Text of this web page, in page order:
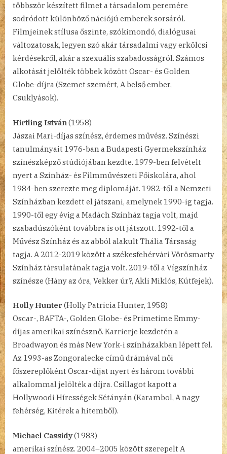
többször készített filmet a társadalom peremére
sodródott különböző nációjú emberek sorsáról.
Filmjeinek stílusa őszinte, szókimondó, dialógusai
változatosak, legyen szó akár társadalmi vagy erkölcsi
kérdésekről, akár a szexuális szabadosságról. Számos
alkotását jelölték többek között Oscar- és Golden
Globe-díjra (Szemet szemért, A belső ember,
Csuklyások).
Hirtling István(1958)
Jászai Mari-díjas színész, érdemes művész. Színészi
tanulmányait 1976-ban a Budapesti Gyermekszínház
színészképző stúdiójában kezdte. 1979-ben felvételt
nyert a Színház- és Filmművészeti Főiskolára, ahol
1984-ben szerezte meg diplomáját. 1982-től a Nemzeti
Színházban kezdett el játszani, amelynek 1990-ig tagja.
1990-től egy évig a Madách Színház tagja volt, majd
szabadúszóként továbbra is ott játszott. 1992-től a
Művész Színház és az abból alakult Thália Társaság
tagja. A 2012-2019 között a székesfehérvári Vörösmarty
Színház társulatának tagja volt. 2019-től a Vígszínház
színésze (Hány az óra, Vekker úr?, Akli Miklós, Kútfejek).
Holly Hunter (Holly Patricia Hunter, 1958)
Oscar-, BAFTA-, Golden Globe- és Primetime Emmy-
díjas amerikai színésznő. Karrierje kezdetén a
Broadwayon és más New York-i színházakban lépett fel.
Az 1993-as Zongoralecke című drámával női
főszereplőként Oscar-díjat nyert és három további
alkalommal jelölték a díjra. Csillagot kapott a
Hollywoodi Hírességek Sétányán (Karambol, A nagy
fehérség, Kitérek a hitemből).
Michael Cassidy(1983)
amerikai színész. 2004–2005 között szerepelt A